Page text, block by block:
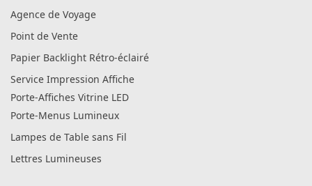
Agence de Voyage
Point de Vente
Papier Backlight Rétro-éclairé
Service Impression Affiche
Porte-Affiches Vitrine LED
Porte-Menus Lumineux
Lampes de Table sans Fil
Lettres Lumineuses